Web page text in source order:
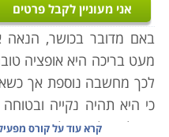
אני מעוניין לקבל פרטים
באם מדובר בכושר, הנאה
מעט בריכה היא אופציה
לכך מחשבה נוספת אך
כי היא תהיה נקייה
מוטלת על מפעיל המקום
קרא עוד עלקורס